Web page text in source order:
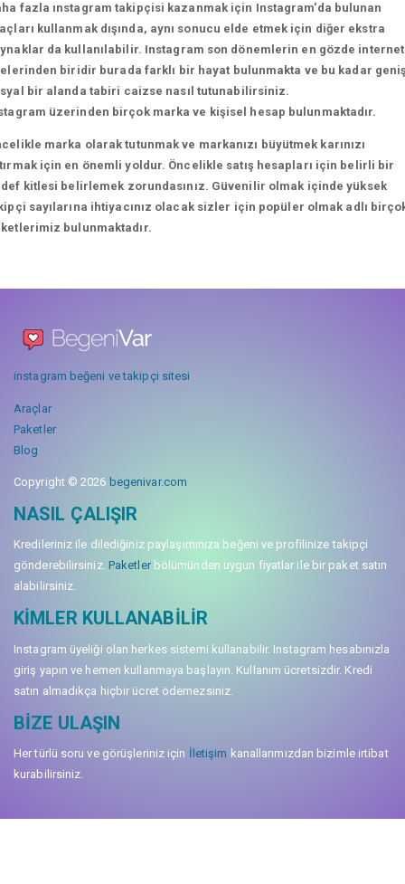
fazla ınstagram takipçisi kazanmak için Instagram'da bulunan
kullanmak dışında, aynı sonucu elde etmek için diğer ekstra
da kullanılabilir. Instagram son dönemlerin en gözde internet
biridir burada farklı bir hayat bulunmakta ve bu kadar
bir alanda tabiri caizse nasıl tutunabilirsiniz.
üzerinden birçok marka ve kişisel hesap bulunmaktadır.
marka olarak tutunmak ve markanızı büyütmek karınızı
için en önemli yoldur. Öncelikle satış hesapları için belirli bir
kitlesi belirlemek zorundasınız. Güvenilir olmak içinde yüksek
sayılarına ihtiyacınız olacak sizler için popüler olmak adlı
bulunmaktadır.
instagram beğeni ve takipçi sitesi
Araçlar
Paketler
Blog
Copyright © 2026 begenivar.com
NASIL ÇALIŞIR
Kredileriniz ile dilediğiniz paylaşımınıza beğeni ve profilinize takipçi
gönderebilirsiniz. Paketlerbölümünden uygun fiyatlar ile bir paket satın
alabilirsiniz.
KIMLER KULLANABILIR
Instagram üyeliği olan herkes sistemi kullanabilir. Instagram hesabınızla
giriş yapın ve hemen kullanmaya başlayın. Kullanım ücretsizdir. Kredi
satın almadıkça hiçbir ücret ödemezsiniz.
BIZE ULAŞIN
Her türlü soru ve görüşleriniz için İletişim kanallarımızdan bizimle irtibat
kurabilirsiniz.